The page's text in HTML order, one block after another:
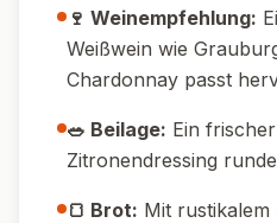
🔥 Temperatur-Tipp:
knusprige Kruste am
Grillfunktion nutzen.
💧 Wasser-Tipp:
salzen, 10 Minuten